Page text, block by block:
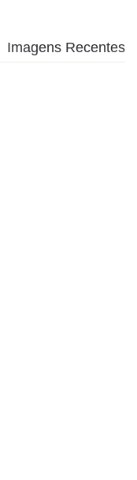
Imagens Recentes